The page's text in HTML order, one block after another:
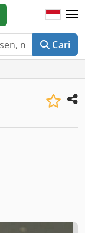
Cari